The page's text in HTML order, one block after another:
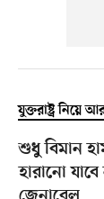
যুক্তরাষ্ট্র নিয়ে
শুধু বিমান
হারানো যাবে